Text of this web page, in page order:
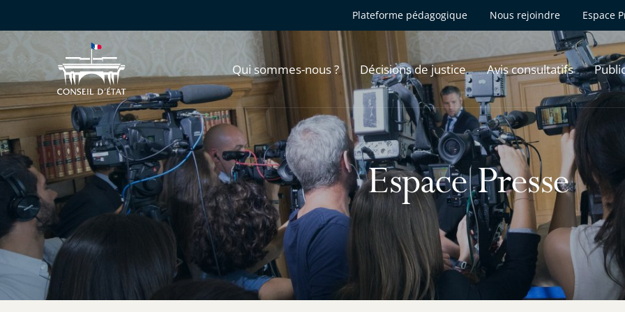
Plateforme pédagogique Nous rejoindre Espace
Qui sommes-nous ? Décisions de justice Avis consultatifs
Espace Presse